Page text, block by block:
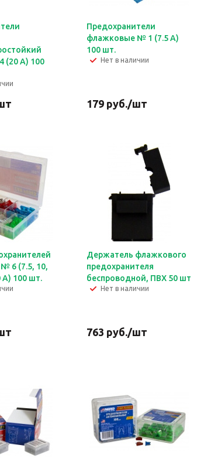
(20 А) 100
Предохранители
флажковые № 1 (7.5 А)
100 шт.
Нет в наличии
179руб./шт
6 (7.5, 10,
А) 100 шт.
Держатель флажкового
предохранителя
беспроводной, ПВХ 50 шт
Нет в наличии
763 руб./шт